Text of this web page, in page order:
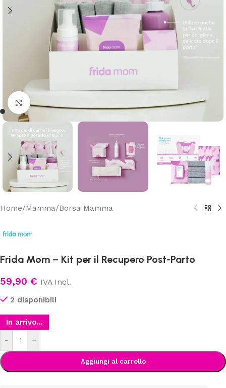
Clicca per ingrandire
Home/Mamma/Borsa Mamma
Frida Mom – Kit per il Recupero Post-Parto
59,90 € IVA Incl.
2 disponibili
In arrivo...
-
+
Aggiungi al carrello